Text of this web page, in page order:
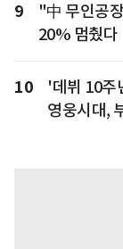
9
"中 무인공
20% 멈췄다
10
'데뷔 10주
영웅시대,